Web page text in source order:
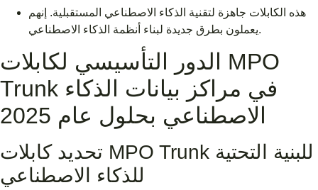
هذه الكابلات جاهزة لتقنية الذكاء الاصطناعي المستقبلية. إنهم
يعملون بطرق جديدة لبناء أنظمة الذكاء الاصطناعي.
الدور التأسيسي لكابلات MPO
Trunk في مراكز بيانات الذكاء
تحديد كابلات MPO Trunk للبنية التحتية